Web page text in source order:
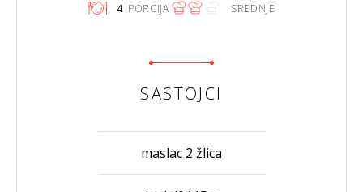
4 PORCIJA SREDNJE
SASTOJCI
maslac 2 žlica